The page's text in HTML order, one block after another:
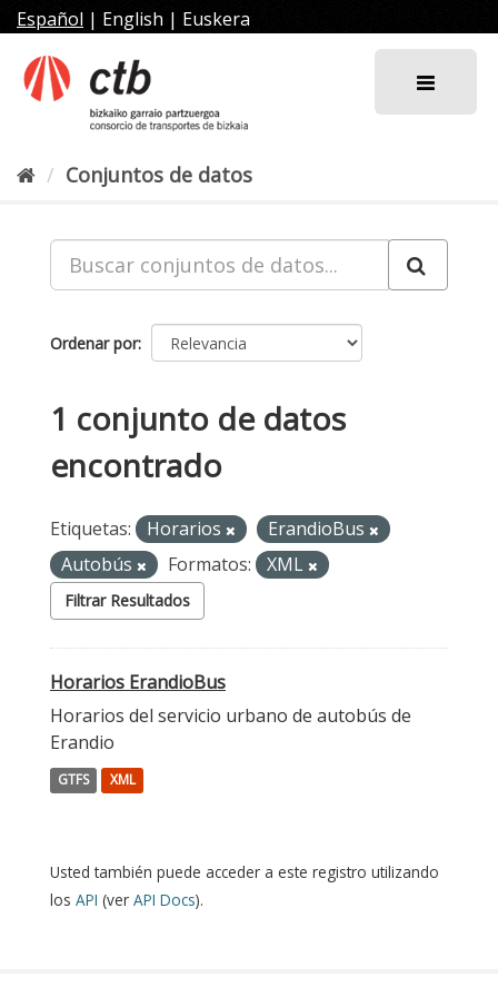
al
contenido
Español | English | Euskera
Conjuntos de datos
Ordenar por
1 conjunto de datos
encontrado
Etiquetas: Horarios
ErandioBus
Autobús
Formatos: XML
Filtrar Resultados
Horarios ErandioBus
Horarios del servicio urbano de autobús de
Erandio
GTFS XML
Usted también puede acceder a este registro utilizando
los API (ver API Docs).